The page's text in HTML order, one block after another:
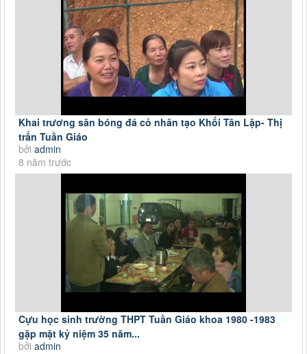
Khai trương sân bóng đá cỏ nhân tạo Khối Tân Lập- Thị
trấn Tuần Giáo
bởi admin
8 năm trước
Cựu học sinh trường THPT Tuần Giáo khoa 1980 -1983
gặp mặt kỷ niệm 35 năm...
bởi admin